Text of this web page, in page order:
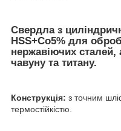
Свердла з
HSS+Co5% для
нержавіючих сталей,
чавуну та титану.
Конструкція: з точним
термостійкістю.